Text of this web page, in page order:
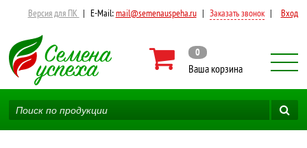
Версия для ПК | E-Mail:mail@semenauspeha.ru | Заказать звонок | Вход
0
Ваша корзина